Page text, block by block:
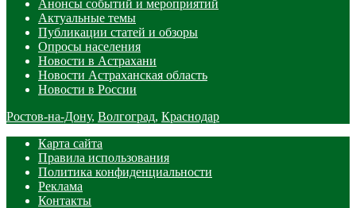
Анонсы событий и мероприятий
Актуальные темы
Публикации статей и обзоры
Опросы населения
Новости в Астрахани
Новости Астраханская область
Новости в России
Ростов-на-Дону, Волгоград, Краснодар
Карта сайта
Правила использования
Политика конфиденциальности
Реклама
Контакты